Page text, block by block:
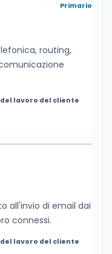
Primario
routing,
lavoro del cliente
all'invio di email dai
connessi.
lavoro del cliente